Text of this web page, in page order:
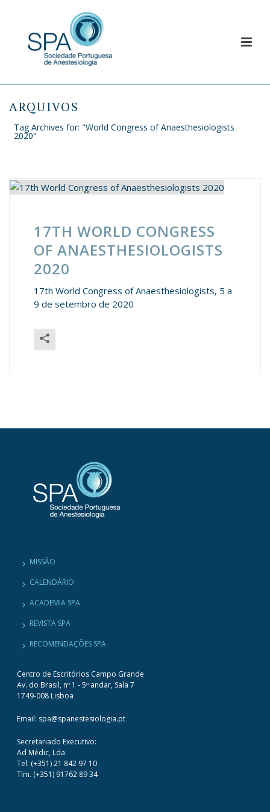
ARQUIVOS
Tag Archives for: "World Congress of Anaesthesiologists
2020"
17TH WORLD CONGRESS
OF ANAESTHESIOLOGISTS
2020
17th World Congress of Anaesthesiologists, 5 a
9 de setembro de 2020
MISSÃO
CALENDÁRIO
ACADEMIA SPA
REVISTA SPA
RECOMENDAÇÕES SPA
Centro de Escritórios Campo Grande
Av. do Brasil, nº 1 - 5º andar, Sala 7
1749-008 Lisboa
Email: spa@spanestesiologia.pt
Secretariado Executivo:
Ad Médic, Lda
Tel. (+351) 21 842 97 10
Tlm. (+351) 91762 89 34